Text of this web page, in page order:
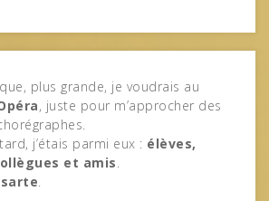
plus grande, je voudrais au
, juste pour m’approcher des
j’étais parmi eux : élèves,
et amis.
.